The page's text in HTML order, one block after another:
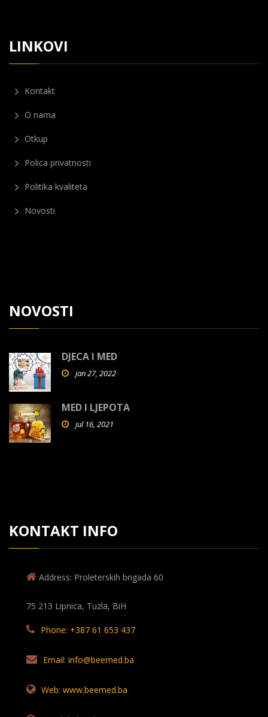
LINKOVI
Kontakt
O nama
Otkup
Polica privatnosti
Politika kvaliteta
Novosti
NOVOSTI
DJECA I MED
jan 27, 2022
MED I LJEPOTA
jul 16, 2021
KONTAKT INFO
Address: Proleterskih brigada 60
75 213 Lipnica, Tuzla, BiH
Phone: +387 61 653 437
Email: info@beemed.ba
Web: www.beemed.ba